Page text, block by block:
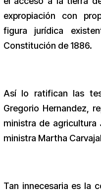
expropiación con
figura jurídica
Constitución de 1886.
Así lo ratifican las
Gregorio Hernandez,
ministra de
ministra Martha
Tan innecesaria es la